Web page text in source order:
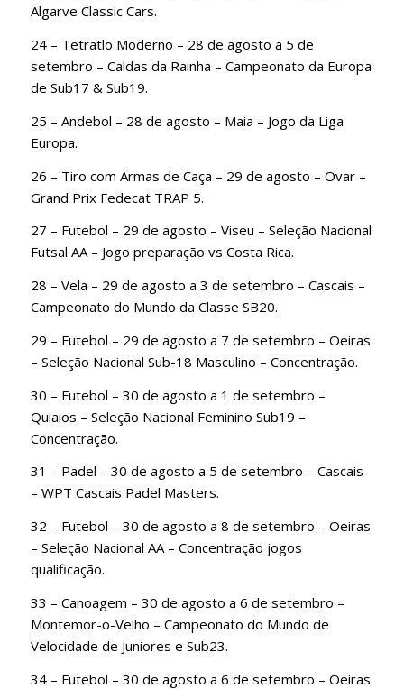
Algarve Classic Cars.
24 – Tetratlo Moderno – 28 de agosto a 5 de
setembro – Caldas da Rainha – Campeonato da Europa
de Sub17 & Sub19.
25 – Andebol – 28 de agosto – Maia – Jogo da Liga
Europa.
26 – Tiro com Armas de Caça – 29 de agosto – Ovar –
Grand Prix Fedecat TRAP 5.
27 – Futebol – 29 de agosto – Viseu – Seleção Nacional
Futsal AA – Jogo preparação vs Costa Rica.
28 – Vela – 29 de agosto a 3 de setembro – Cascais –
Campeonato do Mundo da Classe SB20.
29 – Futebol – 29 de agosto a 7 de setembro – Oeiras
– Seleção Nacional Sub-18 Masculino – Concentração.
30 – Futebol – 30 de agosto a 1 de setembro –
Quiaios – Seleção Nacional Feminino Sub19 –
Concentração.
31 – Padel – 30 de agosto a 5 de setembro – Cascais
– WPT Cascais Padel Masters.
32 – Futebol – 30 de agosto a 8 de setembro – Oeiras
– Seleção Nacional AA – Concentração jogos
qualificação.
33 – Canoagem – 30 de agosto a 6 de setembro –
Montemor-o-Velho – Campeonato do Mundo de
Velocidade de Juniores e Sub23.
34 – Futebol – 30 de agosto a 6 de setembro – Oeiras